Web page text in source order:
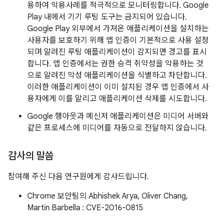
용하여 악용사례를 적극적으로 모니터링합니다. Google
Play 내에서 기기 루팅 도구는 금지되어 있습니다.
Google Play 외부에서 가져온 애플리케이션을 설치하는
사용자를 보호하기 위해 앱 인증이 기본적으로 사용 설정
되며 알려진 루팅 애플리케이션이 감지되면 경고를 표시
합니다. 앱 인증에서는 권한 승격 취약성을 악용하는 것
으로 알려진 악성 애플리케이션을 식별하고 차단합니다.
이러한 애플리케이션이 이미 설치된 경우 앱 인증에서 사
용자에게 이를 알리고 애플리케이션 삭제를 시도합니다.
Google 행아웃과 메신저 애플리케이션은 미디어 서버와
같은 프로세스에 미디어를 자동으로 전달하지 않습니다.
감사의 말씀
참여해 주신 다음 연구원에게 감사드립니다.
Chrome 보안팀의 Abhishek Arya, Oliver Chang,
Martin Barbella : CVE-2016-0815